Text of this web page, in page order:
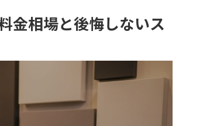
金相場と後悔しないス